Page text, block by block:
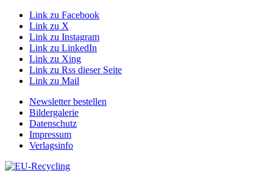
Link zu Facebook
Link zu X
Link zu Instagram
Link zu LinkedIn
Link zu Xing
Link zu Rss dieser Seite
Link zu Mail
Newsletter bestellen
Bildergalerie
Datenschutz
Impressum
Verlagsinfo